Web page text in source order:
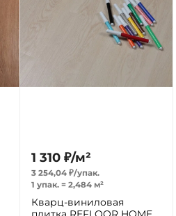
1 310 ₽/м²
3 254,04 ₽/упак.
1 упак. = 2,484 м²
Кварц-виниловая